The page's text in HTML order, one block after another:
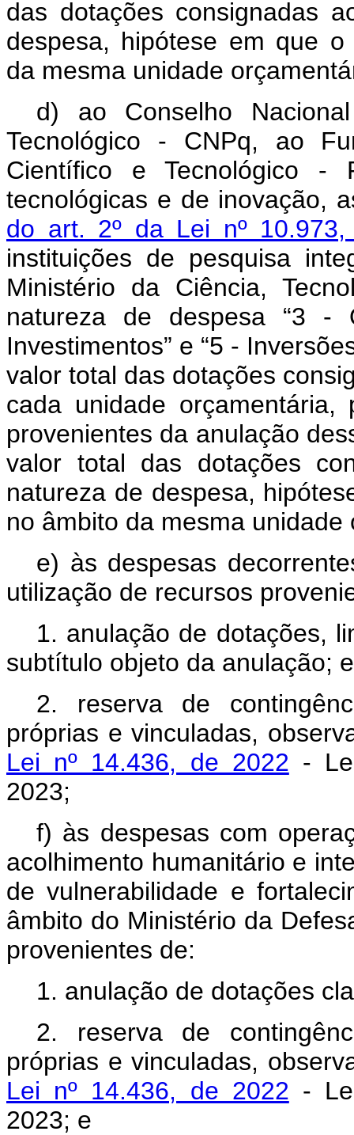
das dotações consignadas
despesa, hipótese em que
da mesma unidade
d) ao Conselho
Tecnológico - CNPq, ao
Científico e Tecnológico -
tecnológicas e de inovação,
do art. 2º da Lei nº
instituições de pesquisa
Ministério da Ciência,
natureza de despesa “3 -
Investimentos” e “5 -
valor total das dotações
cada unidade
provenientes da anulação
valor total das dotações
natureza de despesa,
no âmbito da mesma unidade
e) às despesas
utilização de recursos
1. anulação de dotações,
subtítulo objeto da anulação; e
2. reserva de
próprias e vinculadas,
Lei nº 14.436, de 2022 -
2023;
f) às despesas com
acolhimento humanitário e
de vulnerabilidade e
âmbito do Ministério da
provenientes de:
1. anulação de dotações
2. reserva de
próprias e vinculadas,
Lei nº 14.436, de 2022 -
2023; e